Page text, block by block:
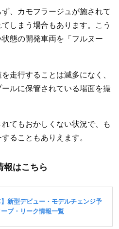
、カモフラージュが施されて
しまう場合もあります。こう
態の開発車両を「フルヌー
走行することは滅多になく、
ルに保管されている場面を撮
てもおかしくない状況で、も
ることもありえます。
報はこちら